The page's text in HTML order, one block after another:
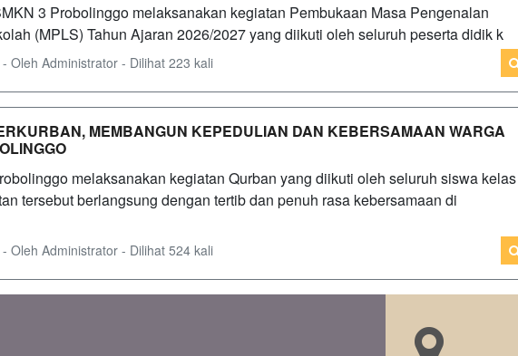
3 Probolinggo melaksanakan kegiatan Pembukaan Masa Pengenalan
(MPLS) Tahun Ajaran 2026/2027 yang diikuti oleh seluruh peserta didik k
Oleh Administrator - Dilihat 223 kali
MEMBANGUN KEPEDULIAN DAN KEBERSAMAAN WARGA
melaksanakan kegiatan Qurban yang diikuti oleh seluruh siswa kelas
tersebut berlangsung dengan tertib dan penuh rasa kebersamaan di
Oleh Administrator - Dilihat 524 kali